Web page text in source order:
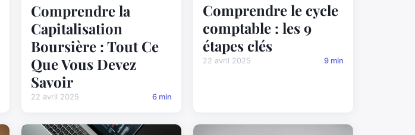
Comprendre la
Capitalisation
Boursière : Tout Ce
Que Vous Devez
Savoir
22 avril 2025 6 min
Comprendre le cycle
comptable : les 9
étapes clés
22 avril 2025 9 min